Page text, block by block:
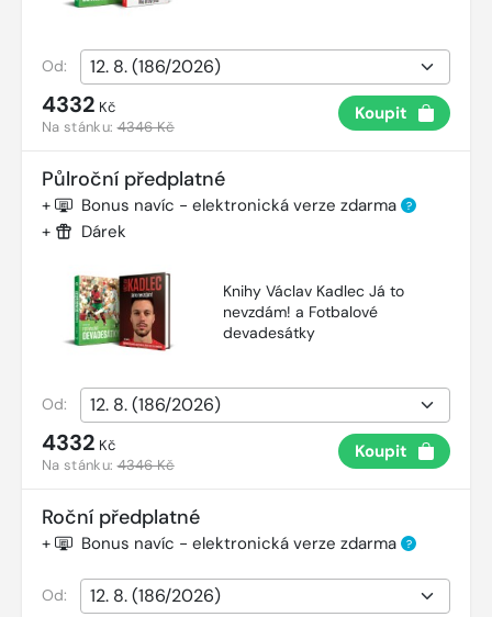
Od:
4332 Kč
Na stánku:4346 Kč
Koupit
Půlroční předplatné
+ Bonus navíc - elektronická verze zdarma ?
+ Dárek
Knihy Václav Kadlec Já to
nevzdám! a Fotbalové
devadesátky
Od:
4332 Kč
Na stánku:4346 Kč
Koupit
Roční předplatné
+ Bonus navíc - elektronická verze zdarma ?
Od: